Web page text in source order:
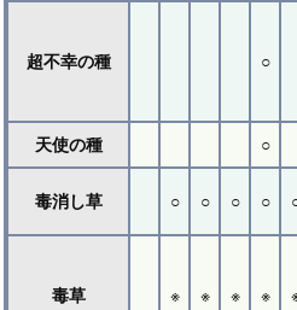
超不幸の種 ○
天使の種 ○
毒消し草 ○ ○ ○ ○
毒草 ※ ※ ※ ※